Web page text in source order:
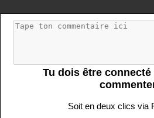
Tu dois être
Soit en deux clics via